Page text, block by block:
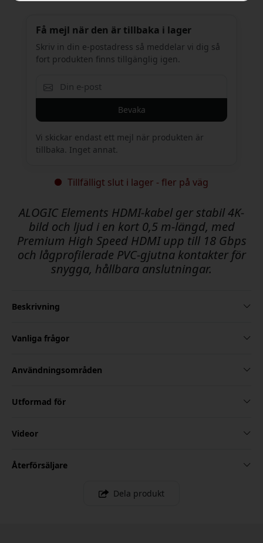
Få mejl när den är tillbaka i lager
Skriv in din e-postadress så meddelar vi dig så
fort produkten finns tillgänglig igen.
Bevaka
Vi skickar endast ett mejl när produkten är
tillbaka. Inget annat.
Tillfälligt slut i lager - fler på väg
ALOGIC Elements HDMI-kabel ger stabil 4K-
bild och ljud i en kort 0,5 m-längd, med
Premium High Speed HDMI upp till 18 Gbps
och lågprofilerade PVC-gjutna kontakter för
snygga, hållbara anslutningar.
Beskrivning
Vanliga frågor
Användningsområden
Utformad för
Videor
Återförsäljare
Dela produkt